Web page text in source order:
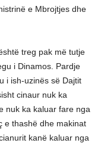
e Mbrojtjes dhe
treg pak më tutje
i Dinamos. Pardje
i ish-uzinës së Dajtit
cinaur nuk ka
nuk ka kaluar fare nga
e thashë dhe makinat
kanë kaluar nga